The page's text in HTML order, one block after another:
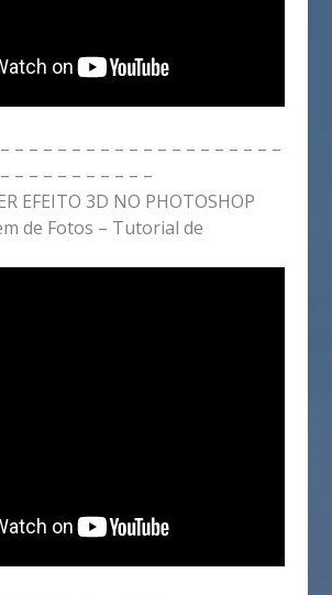
– – – – – – – – – – – – – – – – – – –
– – – – – – – – – –
EFEITO 3D NO PHOTOSHOP
de Fotos – Tutorial de